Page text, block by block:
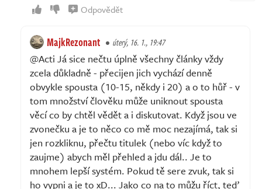
Odpovědět
MajkRezonant úterý, 16. 1., 19:47
@Acti Já sice nečtu úplně všechny články vždy
zcela důkladně - přecijen jich vychází denně
obvykle spousta (10-15, někdy i 20) a o to hůř - v
tom množství člověku může uniknout spousta
věcí co by chtěl vědět a i diskutovat. Když jsou ve
zvonečku a je to něco co mě moc nezajímá, tak si
jen rozkliknu, přečtu titulek (nebo víc když to
zaujme) abych měl přehled a jdu dál.. Je to
mnohem lepší systém. Pokud tě sere zvuk, tak si
ho vypni a je to xD... Jako co na to můžu říct, teď